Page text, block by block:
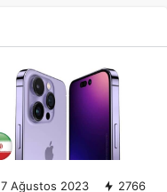
7 Ağustos 2023 2766